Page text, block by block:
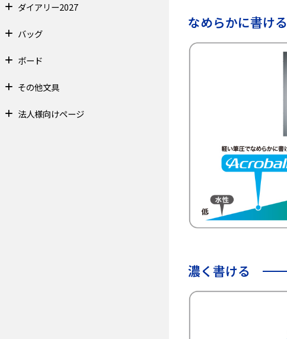
なめらかに書ける
濃く書ける
ダイアリー2027
バッグ
ボード
その他文具
法人様向けページ